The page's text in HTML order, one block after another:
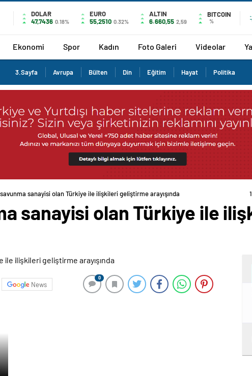
DOLAR
47,7436 0.18%
EURO
55,2510 0.32%
ALTIN
6.660,55 2,59
BITCOIN
%
Ekonomi Spor Kadın Foto Galeri Videolar
3.Sayfa Avrupa Bülten Din Eğitim Hayat Politika
sanayisi olan Türkiye ile ilişkileri geliştirme arayışında
sanayisi olan Türkiye ile
News
0